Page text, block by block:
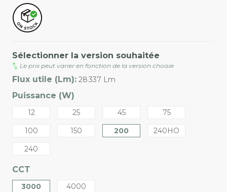
Sélectionner la version souhaitée
Le prix peut varier en fonction de la version choisie
Flux utile (Lm): 28 337 Lm
Puissance (W)
12 25 45
75
100
150 200
240HO
240
CCT
3000 4000